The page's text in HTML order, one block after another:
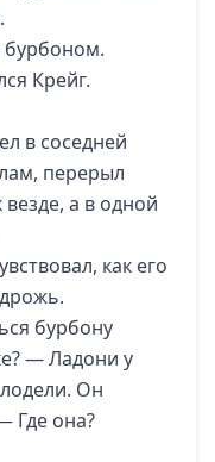
Крейг.
в соседней
перерыл
везде, а в одной
как его
бурбону
— Ладони у
Он
Где она?